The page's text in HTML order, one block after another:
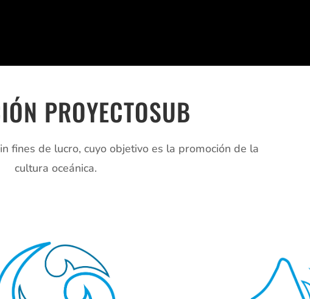
PROYECTOSUB
fines de lucro, cuyo objetivo es la promoción de la
cultura oceánica.